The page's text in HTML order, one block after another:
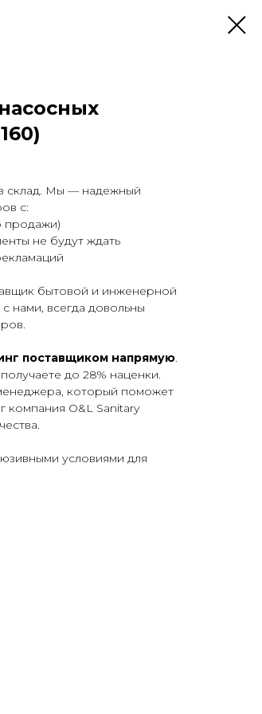
склад. Мы — надежный
с:
продажи)
не будут ждать
бытовой и инженерной
нами, всегда довольны
поставщиком напрямую.
до 28% наценки.
который поможет
O&L Sanitary
условиями для